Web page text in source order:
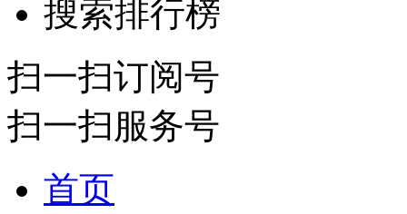
搜索排行榜
扫一扫订阅号
扫一扫服务号
首页